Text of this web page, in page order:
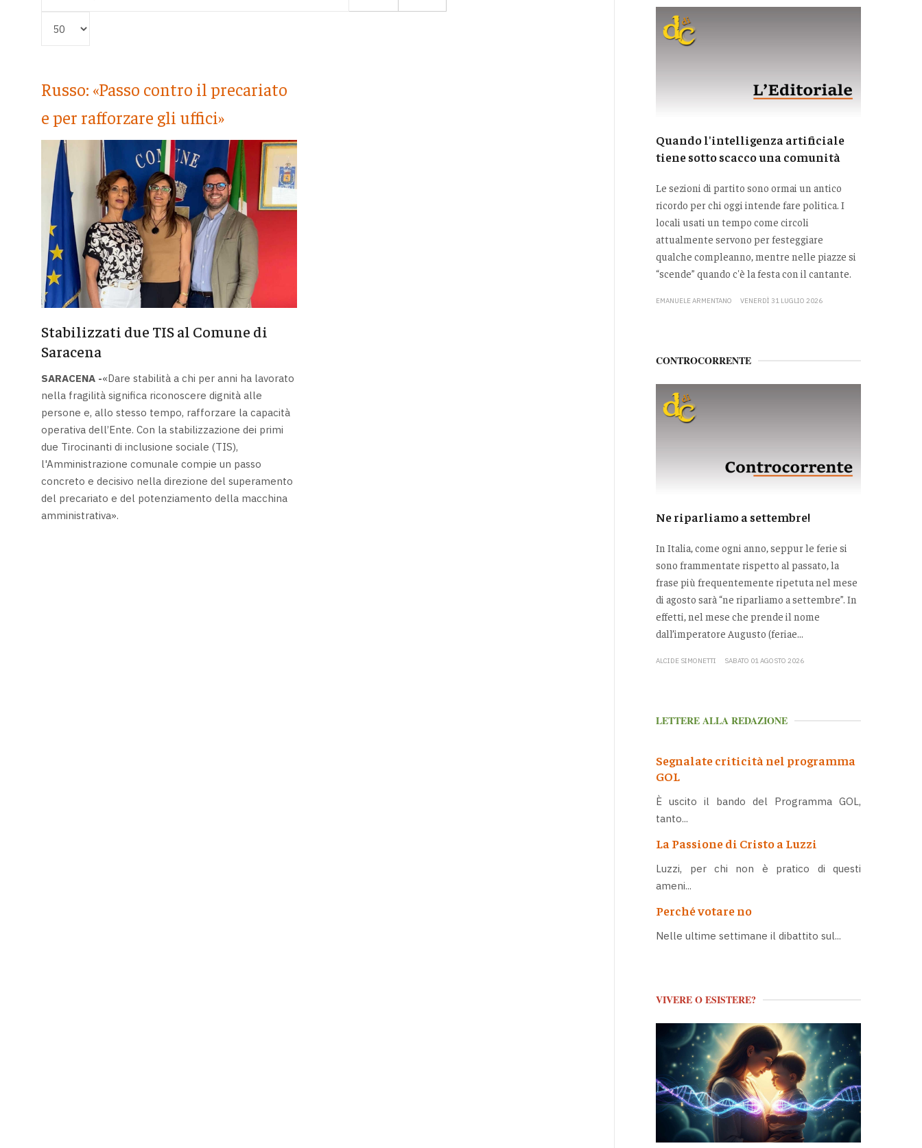
Russo: «Passo contro il precariato
e per rafforzare gli uffici»
Stabilizzati due TIS al Comune di
Saracena
SARACENA -«Dare stabilità a chi per anni ha lavorato
nella fragilità significa riconoscere dignità alle
persone e, allo stesso tempo, rafforzare la capacità
operativa dell’Ente. Con la stabilizzazione dei primi
due Tirocinanti di inclusione sociale (TIS),
l'Amministrazione comunale compie un passo
concreto e decisivo nella direzione del superamento
del precariato e del potenziamento della macchina
amministrativa».
Quando l'intelligenza artificiale
tiene sotto scacco una comunità
Le sezioni di partito sono ormai un antico
ricordo per chi oggi intende fare politica. I
locali usati un tempo come circoli
attualmente servono per festeggiare
qualche compleanno, mentre nelle piazze si
“scende” quando c'è la festa con il cantante.
EMANUELE ARMENTANO VENERDÌ 31 LUGLIO 2026
CONTROCORRENTE
Ne riparliamo a settembre!
In Italia, come ogni anno, seppur le ferie si
sono frammentate rispetto al passato, la
frase più frequentemente ripetuta nel mese
di agosto sarà “ne riparliamo a settembre”. In
effetti, nel mese che prende il nome
dall’imperatore Augusto (feriae...
ALCIDE SIMONETTI SABATO 01 AGOSTO 2026
LETTERE ALLA REDAZIONE
Segnalate criticità nel programma
GOL
È uscito il bando del Programma GOL,
tanto...
La Passione di Cristo a Luzzi
Luzzi, per chi non è pratico di questi
ameni...
Perché votare no
Nelle ultime settimane il dibattito sul...
VIVERE O ESISTERE?